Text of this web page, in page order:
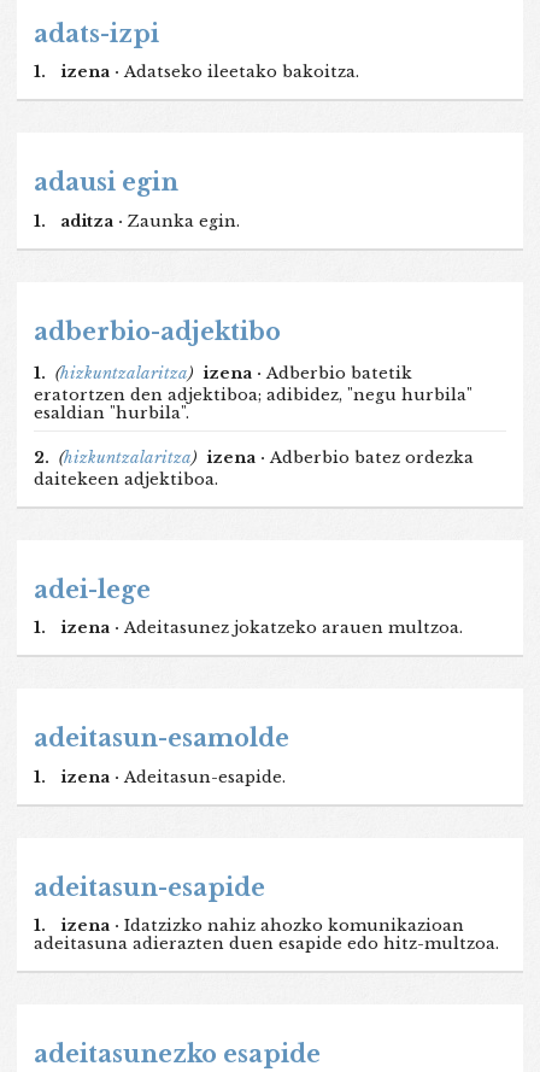
adats-izpi
1. izena · Adatseko ileetako bakoitza.
adausi egin
1. aditza · Zaunka egin.
adberbio-adjektibo
1. (hizkuntzalaritza) izena · Adberbio batetik
eratortzen den adjektiboa; adibidez, "negu hurbila"
esaldian "hurbila".
2. (hizkuntzalaritza) izena · Adberbio batez ordezka
daitekeen adjektiboa.
adei-lege
1. izena · Adeitasunez jokatzeko arauen multzoa.
adeitasun-esamolde
1. izena · Adeitasun-esapide.
adeitasun-esapide
1. izena · Idatzizko nahiz ahozko komunikazioan
adeitasuna adierazten duen esapide edo hitz-multzoa.
adeitasunezko esapide